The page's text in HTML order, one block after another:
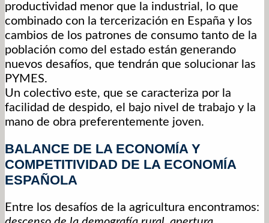
productividad menor que la industrial, lo que
combinado con la tercerización en España y los
cambios de los patrones de consumo tanto de la
población como del estado están generando
nuevos desafíos, que tendrán que solucionar las
PYMES.
Un colectivo este, que se caracteriza por la
facilidad de despido, el bajo nivel de trabajo y la
mano de obra preferentemente joven.
BALANCE DE LA ECONOMÍA Y
COMPETITIVIDAD DE LA ECONOMÍA
ESPAÑOLA
Entre los desafíos de la agricultura encontramos: